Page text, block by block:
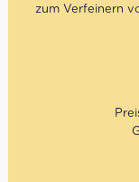
zum Verfeinern
Olivenölen Extra